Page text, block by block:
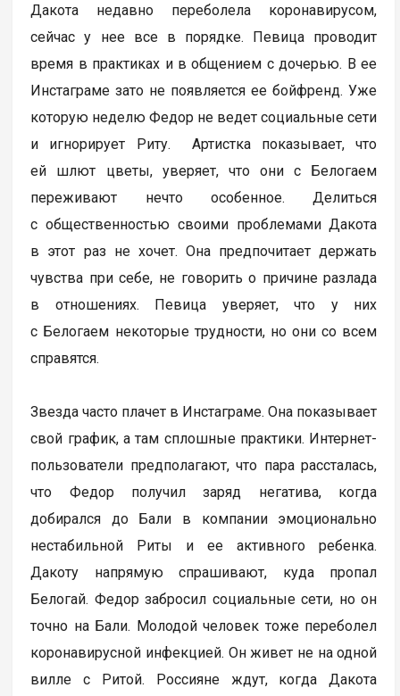
Дакота недавно переболела коронавирусом,
сейчас у нее все в порядке. Певица проводит
время в практиках и в общением с дочерью. В ее
Инстаграме зато не появляется ее бойфренд. Уже
которую неделю Федор не ведет социальные сети
и игнорирует Риту. Артистка показывает, что
ей шлют цветы, уверяет, что они с Белогаем
переживают нечто особенное. Делиться
с общественностью своими проблемами Дакота
в этот раз не хочет. Она предпочитает держать
чувства при себе, не говорить о причине разлада
в отношениях. Певица уверяет, что у них
с Белогаем некоторые трудности, но они со всем
справятся.
Звезда часто плачет в Инстаграме. Она показывает
свой график, а там сплошные практики. Интернет-
пользователи предполагают, что пара рассталась,
что Федор получил заряд негатива, когда
добирался до Бали в компании эмоционально
нестабильной Риты и ее активного ребенка.
Дакоту напрямую спрашивают, куда пропал
Белогай. Федор забросил социальные сети, но он
точно на Бали. Молодой человек тоже переболел
коронавирусной инфекцией. Он живет не на одной
вилле с Ритой. Россияне ждут, когда Дакота